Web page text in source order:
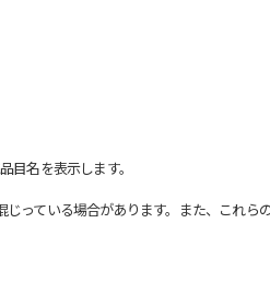
名を表示します。
ている場合があります。また、これら